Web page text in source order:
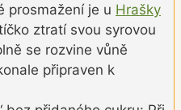
prosmažení je u Hrašky
ztratí svou syrovou
se rozvine vůně
připraven k